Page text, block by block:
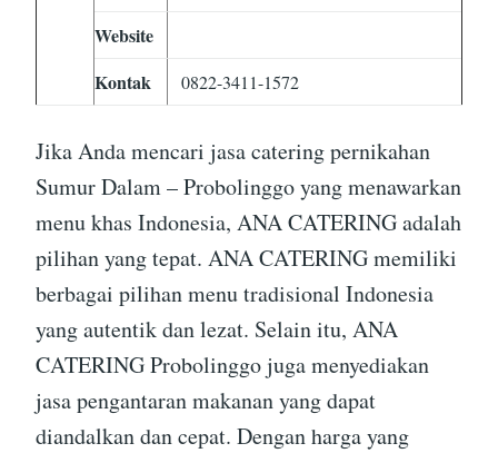
Website
Kontak
0822-3411-1572
Jika Anda mencari jasa catering pernikahan
Sumur Dalam – Probolinggo yang menawarkan
menu khas Indonesia, ANA CATERING adalah
pilihan yang tepat. ANA CATERING memiliki
berbagai pilihan menu tradisional Indonesia
yang autentik dan lezat. Selain itu, ANA
CATERING Probolinggo juga menyediakan
jasa pengantaran makanan yang dapat
diandalkan dan cepat. Dengan harga yang